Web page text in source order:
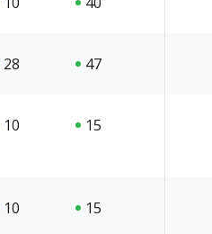
28 47
10 15
10 15